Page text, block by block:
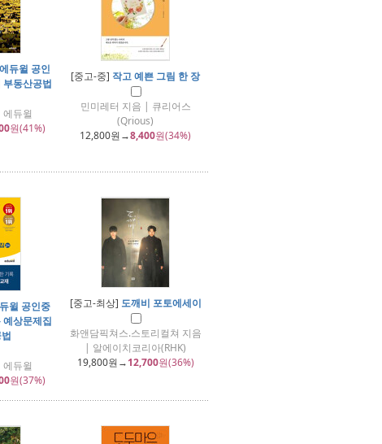
듀윌 공인
부동산공법
듀윌
원(41%)
[중고-중] 작고 예쁜 그림 한 장
민미레터 지음 | 큐리어스
(Qrious)
12,800원→8,400원(34%)
윌 공인중
상문제집
듀윌
원(37%)
[중고-최상] 도깨비 포토에세이
화앤담픽쳐스.스토리컬쳐 지음
| 알에이치코리아(RHK)
19,800원→12,700원(36%)